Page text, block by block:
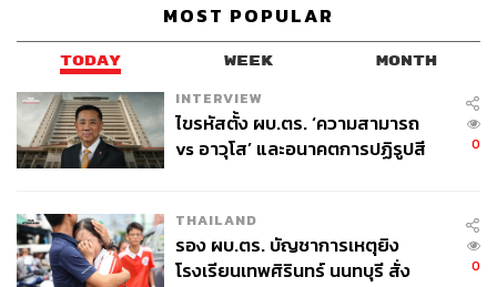
อุปสรรคการเป็น Food Security
ความไม่เท่าเทียมการเข้าถึงอาหาร แม้ไทยมีบริบทและ
ศักยภาพเอื้อต่อการผลิตอาหารมาก แต่ต้องยอมรับ
ว่าการเข้าถึงอาหารจากการกระจายรายได้และความ
สามารถในการซื้ออาหารที่แตกต่างกัน โดยเฉพาะกลุ่ม
น้อยที่อาจได้รับคุณภาพโภชนาการและเจอปัญหา
ความปลอดภัยของอาหาร
MOST POPULAR
TODAY WEEK MONTH
INTERVIEW
ไขรหัสตั้ง ผบ.ตร. ‘ความสามารถ
vs อาวุโส’ และอนาคตการปฏิรูปสี
0
THAILAND
รอง ผบ.ตร. บัญชาการเหตุยิง
โรงเรียนเทพศิรินทร์ นนทบุรี สั่ง
0